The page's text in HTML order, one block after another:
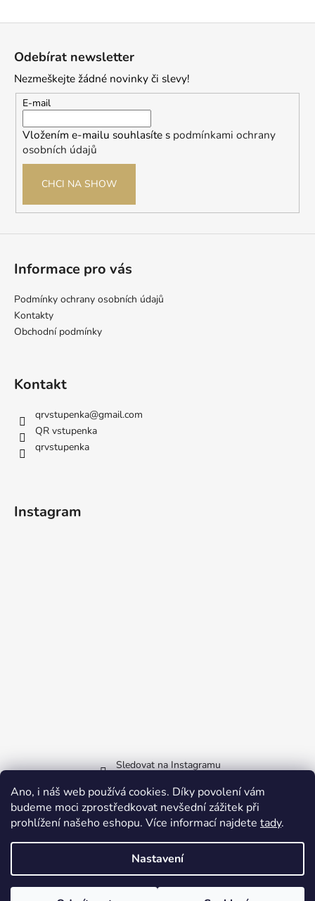
Ano, i náš web používá cookies. Díky povolení vám
budeme moci zprostředkovat nevšední zážitek při
prohlížení našeho eshopu. Více informací najdete tady.
Nastavení
Odebírat newsletter
Nezmeškejte žádné novinky či slevy!
E-mail
Vložením e-mailu souhlasíte s podmínkami ochrany
osobních údajů
CHCI NA SHOW
Informace pro vás
Podmínky ochrany osobních údajů
Kontakty
Obchodní podmínky
Kontakt
qrvstupenka@gmail.com
QR vstupenka
qrvstupenka
Instagram
Sledovat na Instagramu
Facebook
Copyright 2026QRvstupenka. Všechna práva vyhrazena.Upravit